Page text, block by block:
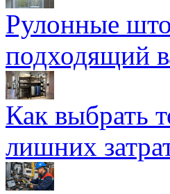
Рулонные
подходящий
Как выбрать
лишних